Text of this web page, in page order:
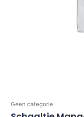
Geen categorie